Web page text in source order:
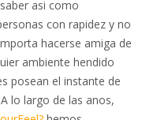
asi­ como
con rapidez y no
hacerse amiga de
ambiente hendido
posean el instante de
lo largo de las anos,